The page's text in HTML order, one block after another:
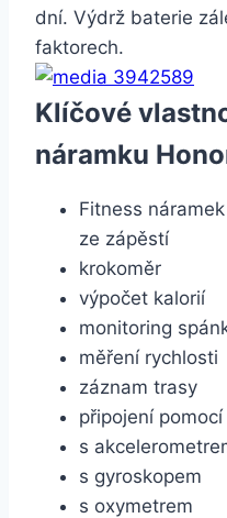
dní. Výdrž baterie
faktorech.
Klíčové
náramku
Fitness
ze zápěstí
krokoměr
výpočet kalorií
monitoring
měření rychlosti
záznam trasy
připojení
s
s gyroskopem
s oxymetrem